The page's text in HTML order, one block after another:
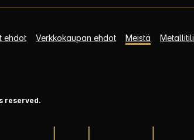
ehdot Verkkokaupan ehdot Meistä Metallitili
reserved.